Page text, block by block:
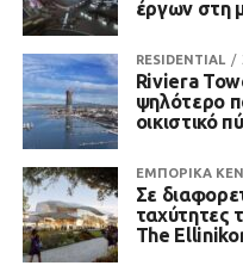
έργων στη
RESIDENTIAL
Riviera
ψηλότερο
οικιστικό
ΕΜΠΟΡΙΚΑ
Σε
ταχύτητες
The